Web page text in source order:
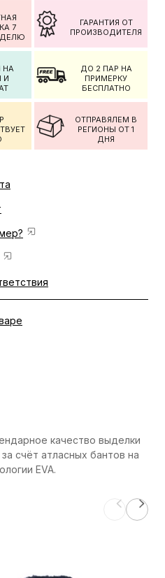
7
ГАРАНТИЯ ОТ
ПРОИЗВОДИТЕЛЯ
НА
И
ДО 2 ПАР НА
ПРИМЕРКУ
БЕСПЛАТНО
ОТПРАВЯЛЕМ В
РЕГИОНЫ ОТ 1
ДНЯ
качество выделки
счёт атласных бантов на
EVA.